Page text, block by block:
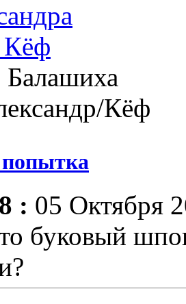
Балашиха
Кёф
: 05 Октября
буковый